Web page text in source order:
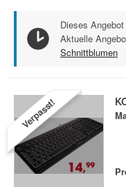
Dieses
Aktuelle
Schnittblumen
Verpasst!